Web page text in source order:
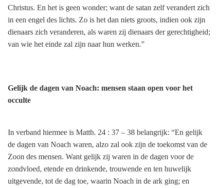
Christus. En het is geen wonder; want de satan zelf verandert zich
in een engel des lichts. Zo is het dan niets groots, indien ook zijn
dienaars zich veranderen, als waren zij dienaars der gerechtigheid;
van wie het einde zal zijn naar hun werken.”
Gelijk de dagen van Noach: mensen staan open voor het
occulte
In verband hiermee is Matth. 24 : 37 – 38 belangrijk: “En gelijk
de dagen van Noach waren, alzo zal ook zijn de toekomst van de
Zoon des mensen. Want gelijk zij waren in de dagen voor de
zondvloed, etende en drinkende, trouwende en ten huwelijk
uitgevende, tot de dag toe, waarin Noach in de ark ging; en